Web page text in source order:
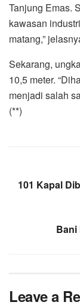
Tanjung Emas.
kawasan
matang,”
Sekarang,
10,5 meter.
menjadi salah
(**)
101 Kapal
Bani
Leave a